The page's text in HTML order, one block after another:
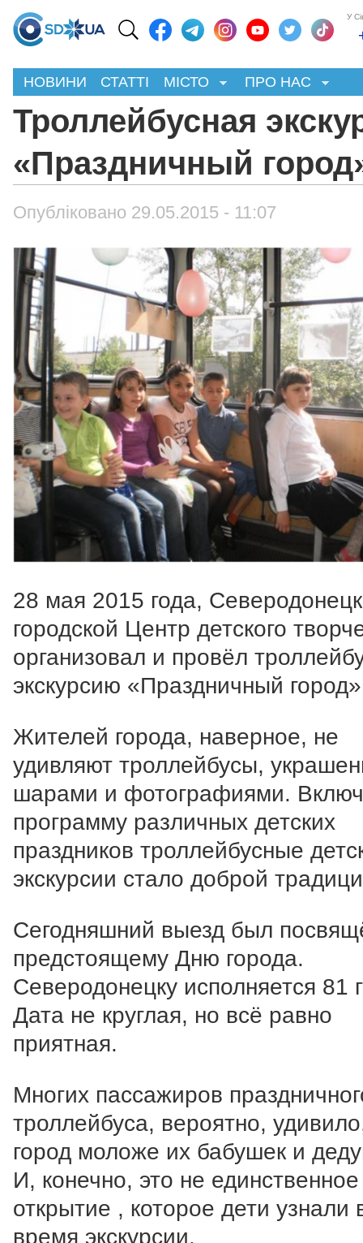
У
НОВИНИ СТАТТІ МІСТО ПРО НАС
Троллейбусная
«Праздничный
Опубліковано 29.05.2015 - 11:07
28 мая 2015 года,
городской Центр детского
организовал и провёл
экскурсию «Праздничный
Жителей города, наверное, не
удивляют троллейбусы,
шарами и фотографиями.
программу различных детских
праздников троллейбусные
экскурсии стало доброй
Сегодняшний выезд был
предстоящему Дню города.
Северодонецку исполняется 81
Дата не круглая, но всё равно
приятная.
Многих пассажиров
троллейбуса, вероятно,
город моложе их бабушек и
И, конечно, это не единственное
открытие , которое дети узнали
время экскурсии.